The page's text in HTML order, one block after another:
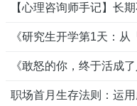
【心理咨询师手记】长
《研究生开学第1天：从
《敢怒的你，终于活成了
职场首月生存法则：运